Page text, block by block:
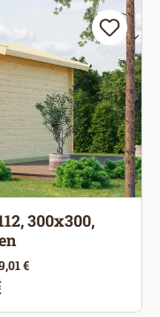
300x300,
€